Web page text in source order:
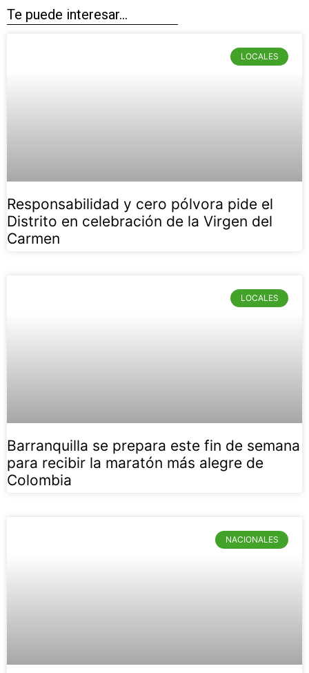
Te puede interesar...
LOCALES
Responsabilidad y cero pólvora pide el
Distrito en celebración de la Virgen del
Carmen
LOCALES
Barranquilla se prepara este fin de semana
para recibir la maratón más alegre de
Colombia
NACIONALES